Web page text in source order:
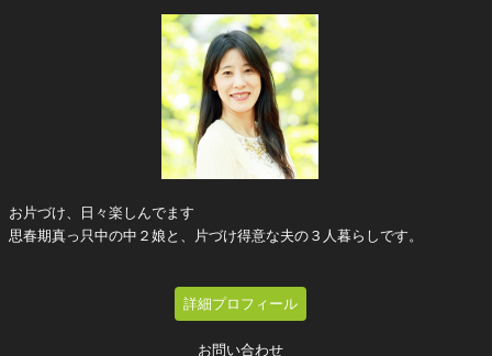
お片づけ、日々楽しんでます
思春期真っ只中の中２娘と、片づけ得意な夫の３人暮らしです。
詳細プロフィール
お問い合わせ